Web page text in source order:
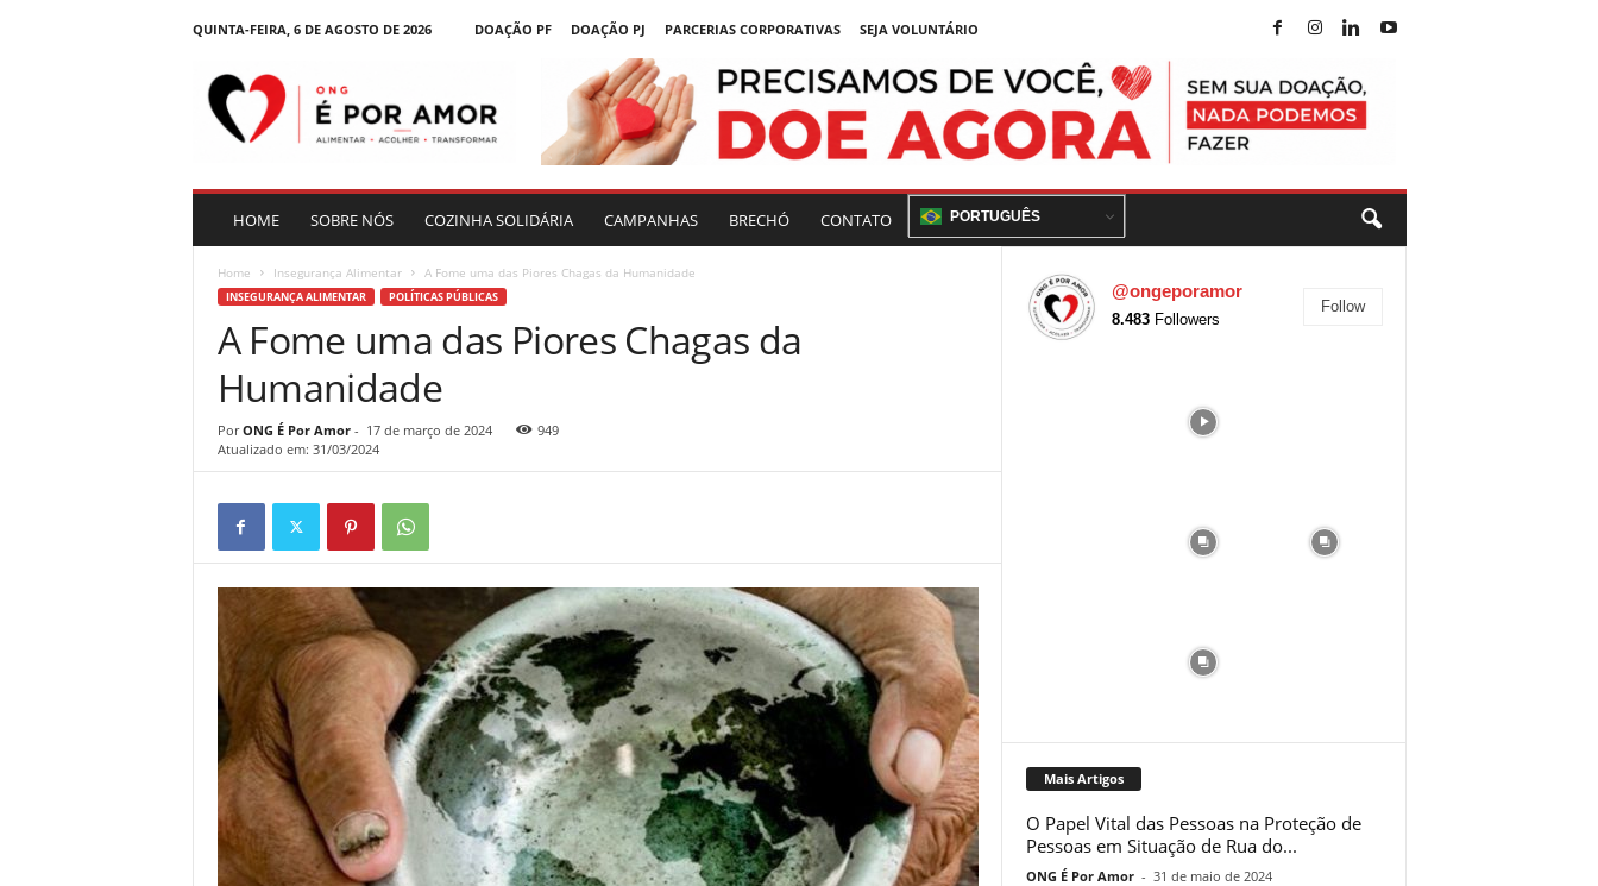
QUINTA-FEIRA, 6 DE AGOSTO DE 2026 DOAÇÃO PF DOAÇÃO PJ PARCERIAS CORPORATIVAS
SEJA VOLUNTÁRIO
HOME SOBRE NÓS COZINHA SOLIDÁRIA CAMPANHAS BRECHÓ CONTATO PORTUGUÊS
Home Insegurança Alimentar A Fome uma das Piores Chagas da Humanidade
INSEGURANÇA ALIMENTAR POLÍTICAS PÚBLICAS
A Fome uma das Piores Chagas da
Humanidade
Por ONG É Por Amor- 17 de março de 2024
949
Atualizado em: 31/03/2024
@ongeporamor
8.483Followers
Follow
Mais Artigos
O Papel Vital das Pessoas na Proteção de
Pessoas em Situação de Rua do...
ONG É Por Amor - 31 de maio de 2024